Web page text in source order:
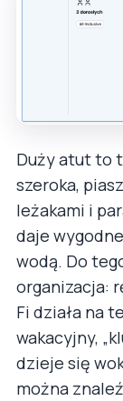
Duży atut to
szeroka,
leżakami i
daje
wodą. Do
organizacja:
Fi działa na
wakacyjny,
dzieje się
można